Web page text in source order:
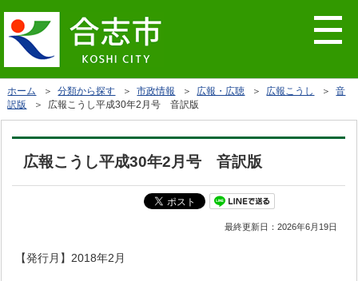
ホーム ＞分類から探す ＞市政情報 ＞ 広報・広聴 ＞ 広報こうし ＞音
訳版
＞ 広報こうし平成30年2月号 音訳版
広報こうし平成30年2月号 音訳版
最終更新日：2026年6月19日
【発行月】2018年2月